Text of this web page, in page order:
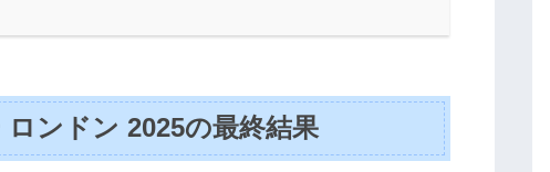
ンドン 2025の最終結果